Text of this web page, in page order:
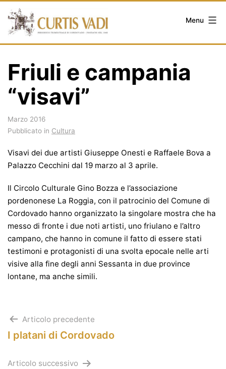
Salta
contenuto
Menu
Friuli e campania
“visavi”
Marzo 2016
Pubblicato in Cultura
Visavi dei due artisti Giuseppe Onesti e Raffaele Bova a
Palazzo Cecchini dal 19 marzo al 3 aprile.
Il Circolo Culturale Gino Bozza e l’associazione
pordenonese La Roggia, con il patrocinio del Comune di
Cordovado hanno organizzato la singolare mostra che ha
messo di fronte i due noti artisti, uno friulano e l’altro
campano, che hanno in comune il fatto di essere stati
testimoni e protagonisti di una svolta epocale nelle arti
visive alla fine degli anni Sessanta in due province
lontane, ma anche simili.
Navigazione
articoli
Articolo precedente
I platani di Cordovado
Articolo successivo